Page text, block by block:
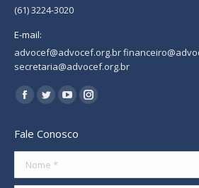
(61) 3224-3020
E-mail:
advocef@advocef.org.br
secretaria@advocef.org.br
Encontre-nos em:
Facebook
opens
new
Twitter
opens
new
YouTube
opens
new
Instagram
new
Fale Conosco